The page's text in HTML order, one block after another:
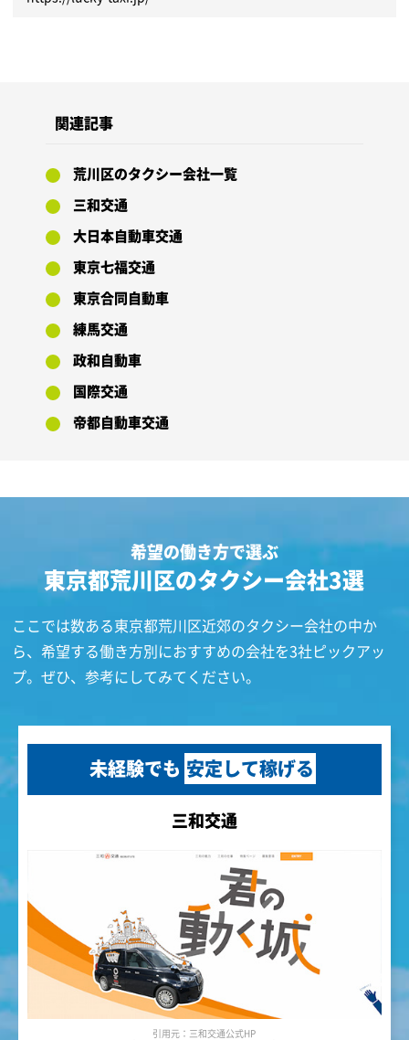
関連記事
荒川区のタクシー会社一覧
三和交通
大日本自動車交通
東京七福交通
東京合同自動車
練馬交通
政和自動車
国際交通
帝都自動車交通
希望の働き方で選ぶ
東京都荒川区のタクシー会社3選
ここでは数ある東京都荒川区近郊のタクシー会社の中か
ら、希望する働き方別におすすめの会社を3社ピックアッ
プ。ぜひ、参考にしてみてください。
未経験でも 安定して稼げる
三和交通
引用元：三和交通公式HP